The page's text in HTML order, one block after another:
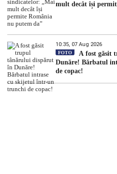
mult decât își
10:35, 07 Aug 2026
FOTO
A fost găsit
Dunăre! Bărbatul
de copac!